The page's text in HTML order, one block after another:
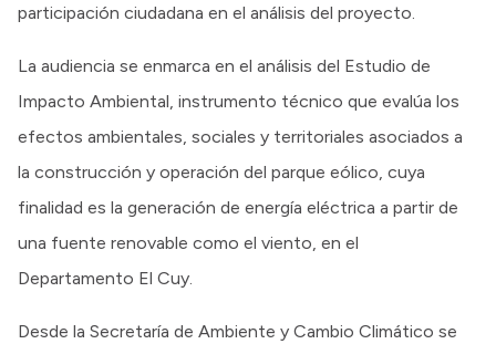
participación ciudadana en el análisis del proyecto.
La audiencia se enmarca en el análisis del Estudio de
Impacto Ambiental, instrumento técnico que evalúa los
efectos ambientales, sociales y territoriales asociados a
la construcción y operación del parque eólico, cuya
finalidad es la generación de energía eléctrica a partir de
una fuente renovable como el viento, en el
Departamento El Cuy.
Desde la Secretaría de Ambiente y Cambio Climático se